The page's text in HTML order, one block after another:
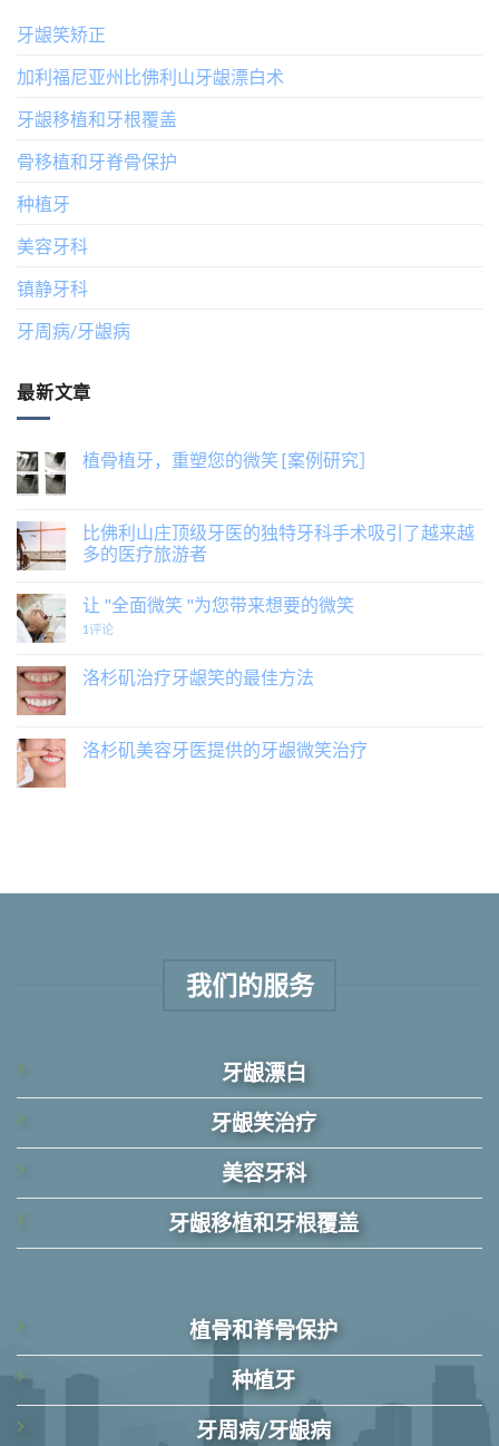
牙龈笑矫正
加利福尼亚州比佛利山牙龈漂白术
牙龈移植和牙根覆盖
骨移植和牙脊骨保护
种植牙
美容牙科
镇静牙科
牙周病/牙龈病
最新文章
植骨植牙，重塑您的微笑 [案例研究］
比佛利山庄顶级牙医的独特牙科手术吸引了越来越
多的医疗旅游者
让 "全面微笑 "为您带来想要的微笑
1评论
洛杉矶治疗牙龈笑的最佳方法
洛杉矶美容牙医提供的牙龈微笑治疗
我们的服务
牙龈漂白
牙龈笑治疗
美容牙科
牙龈移植和牙根覆盖
植骨和脊骨保护
种植牙
牙周病/牙龈病